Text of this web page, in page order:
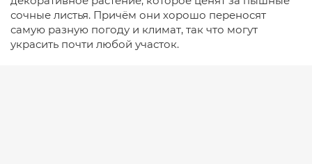
сочные листья. Причём они хорошо переносят
самую разную погоду и климат, так что могут
украсить почти любой участок.